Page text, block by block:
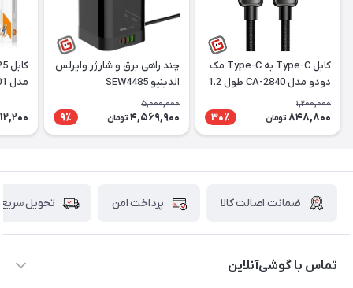
کابل Type-C به Type-C مک
دودو مدل CA-2840 طول 1.2
1,200,000
848,800 تومان 30٪
چند راهی برق و شارژر وایرلس
الدینیو SEW4485
5,000,000
4,569,900 تومان 9٪
مدل Ls901
ضمانت اصالت کالا پرداخت امن تحویل سریع
تماس با گوشی‌آنلاین